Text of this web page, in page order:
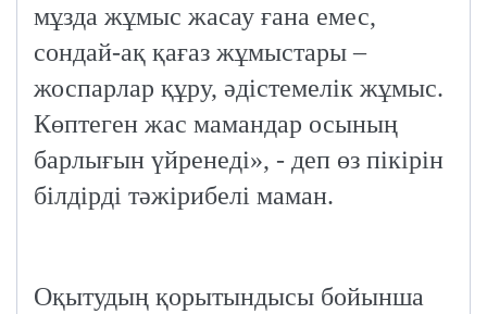
мұзда жұмыс жасау ғана емес,
сондай-ақ қағаз жұмыстары –
жоспарлар құру, әдістемелік жұмыс.
Көптеген жас мамандар осының
барлығын үйренеді», - деп өз пікірін
білдірді тәжірибелі маман.
Оқытудың қорытындысы бойынша